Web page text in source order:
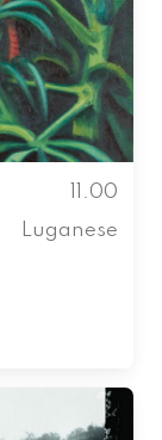
11.00
Luganese